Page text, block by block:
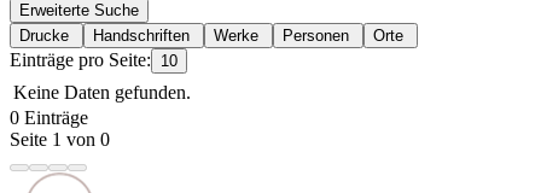
Erweiterte Suche
Drucke
Handschriften Werke Personen Orte
Einträge pro Seite: 10
Keine Daten gefunden.
0 Einträge
Seite 1 von 0